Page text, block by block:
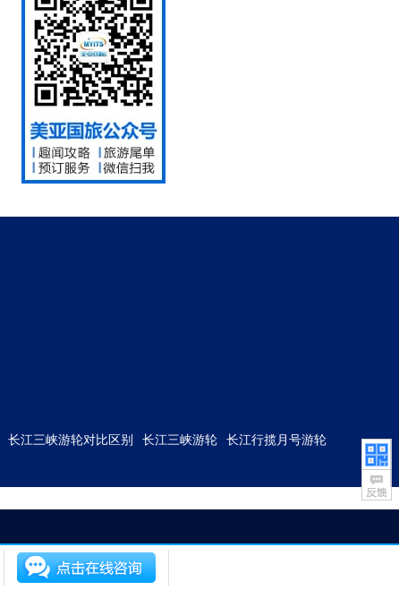
长江三峡游轮对比区别 长江三峡游轮
长江行揽月号游轮